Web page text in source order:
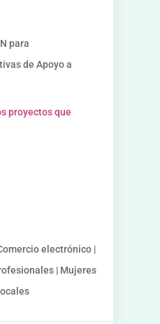
para
de Apoyo a
proyectos que
electrónico |
| Mujeres